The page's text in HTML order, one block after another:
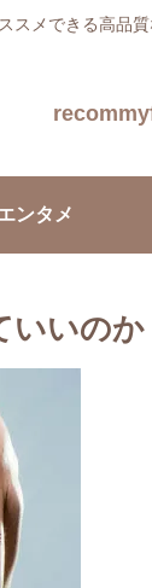
スメできる高品
ンタメ
いのか